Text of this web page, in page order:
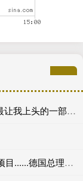
好股盛 《雀骨》：继《折腰》之后，2026年最让我上头的一部权谋古装
涨中宝 太仓是“第二故乡”，在南京落子309个项目......德国总理访华之际，江苏正成为德企“严选”